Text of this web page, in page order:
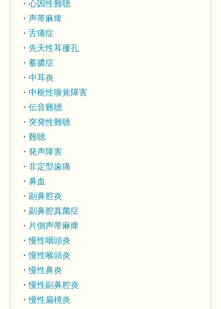
心因性難聴
声帯麻痺
舌痛症
先天性耳瘻孔
蓄膿症
中耳炎
中枢性嗅覚障害
伝音難聴
突発性難聴
難聴
発声障害
非定型歯痛
鼻血
副鼻腔炎
副鼻腔真菌症
片側声帯麻痺
慢性咽頭炎
慢性喉頭炎
慢性鼻炎
慢性副鼻腔炎
慢性扁桃炎